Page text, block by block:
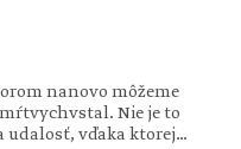
nanovo môžeme
Nie je to
udalosť, vďaka ktorej